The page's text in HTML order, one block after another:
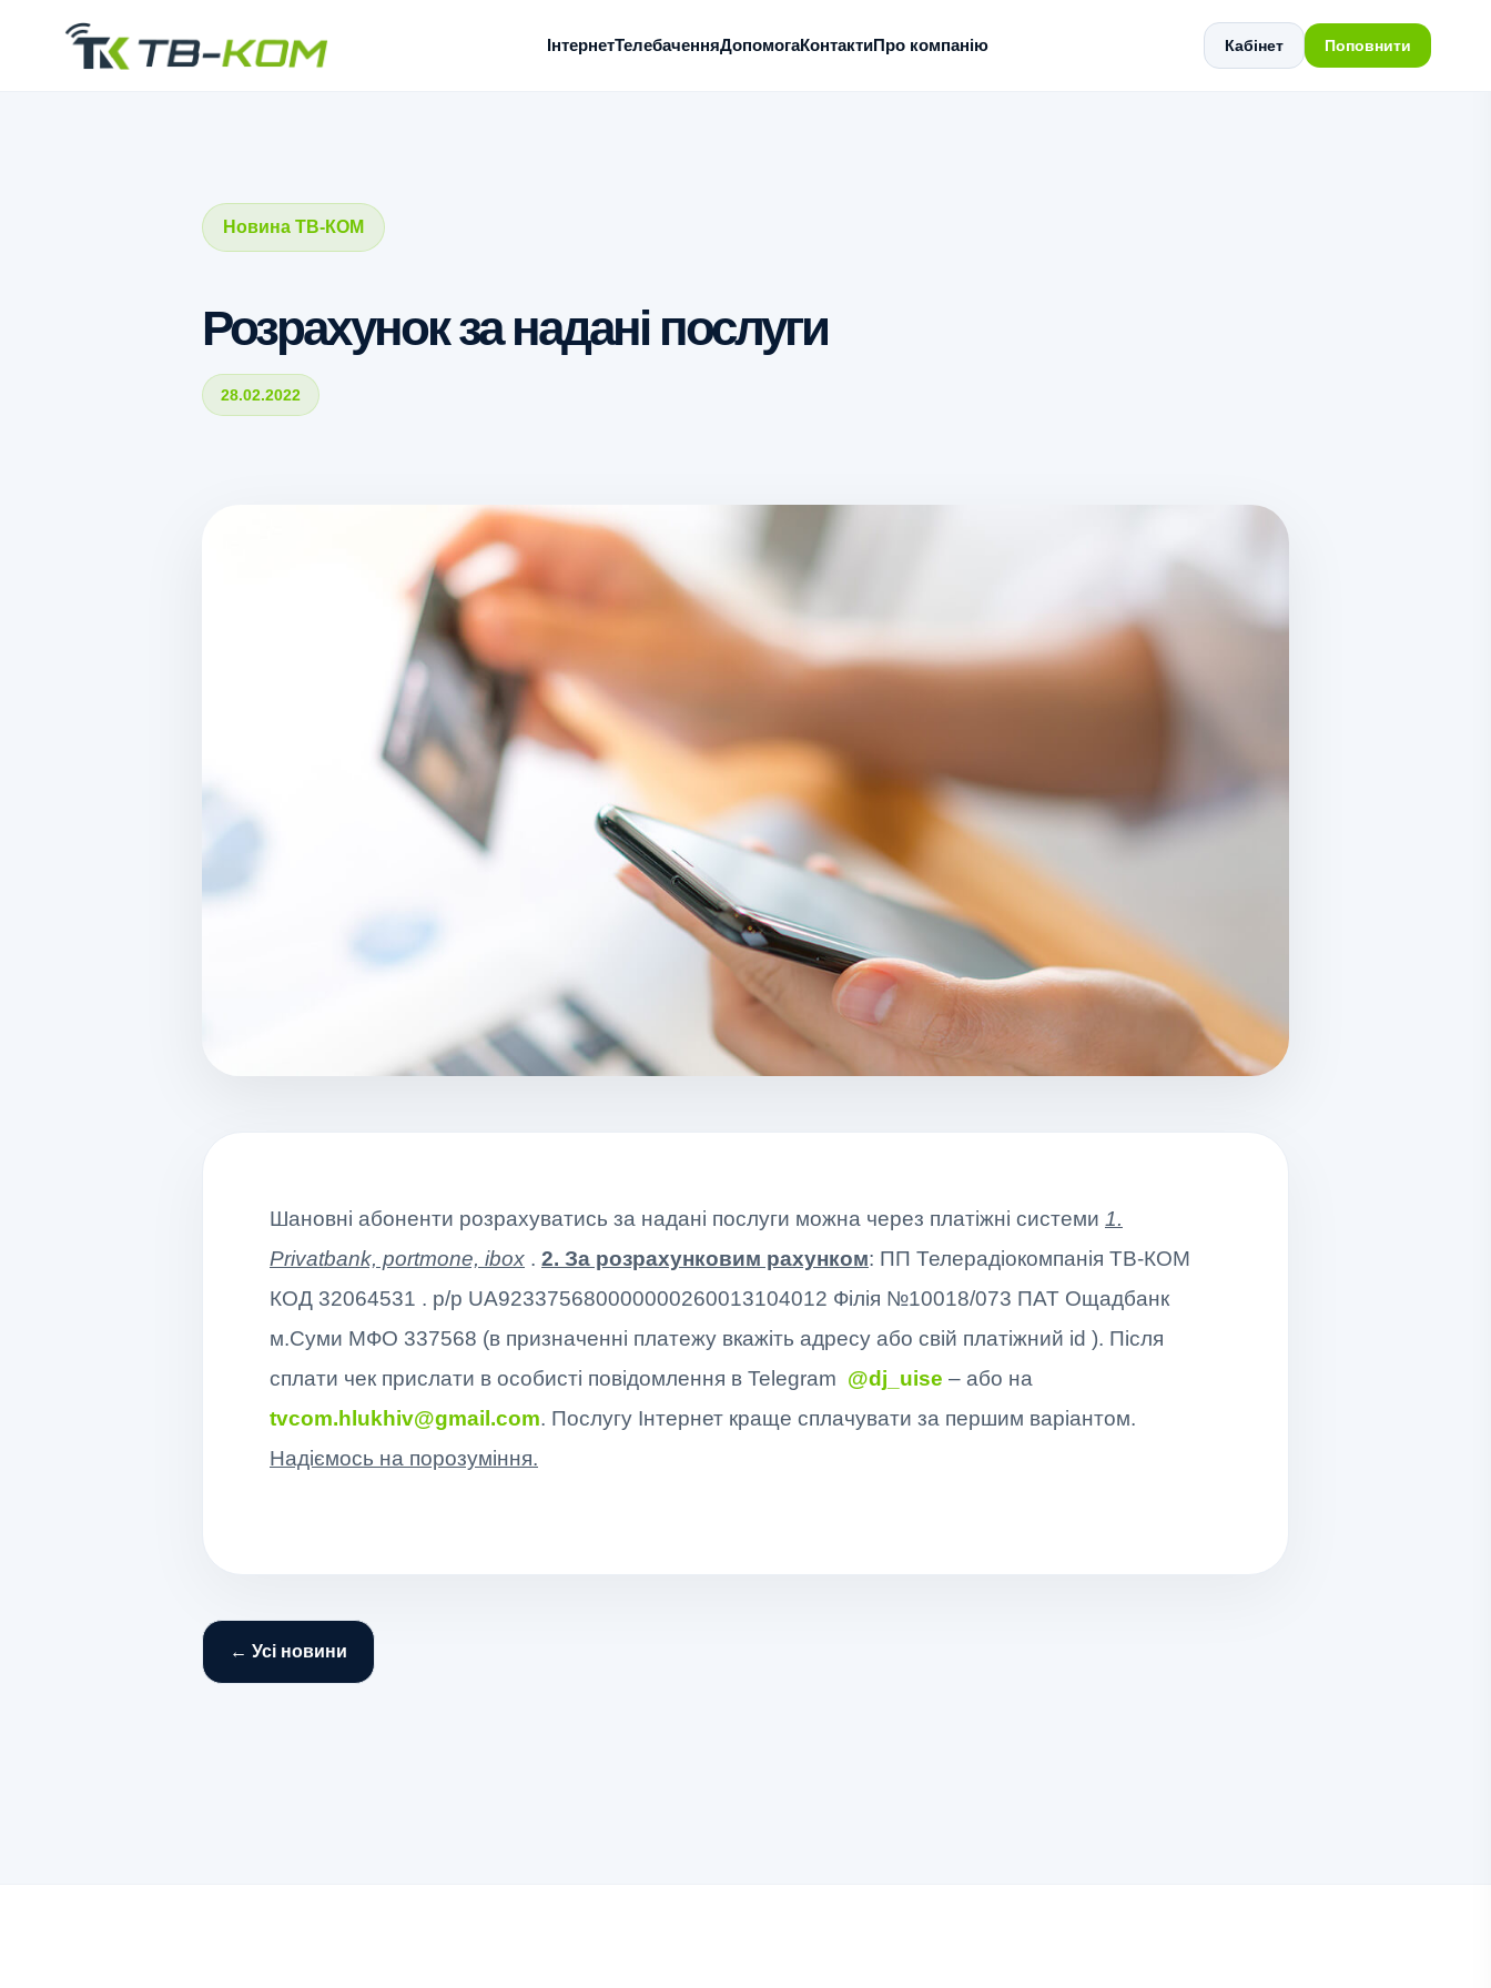
ІнтернетТелебаченняДопомогаКонтактиПро компанію Кабінет Поповнити
Новина ТВ-КОМ
Розрахунок за надані послуги
28.02.2022
Шановні абоненти розрахуватись за надані послуги можна через платіжні системи 1.
Privatbank, portmone, ibox . 2. За розрахунковим рахунком: ПП Телерадіокомпанія ТВ-КОМ
КОД 32064531 . р/р UA923375680000000260013104012 Філія №10018/073 ПАТ Ощадбанк
м.Суми МФО 337568 (в призначенні платежу вкажіть адресу або свій платіжний id ). Після
сплати чек прислати в особисті повідомлення в Telegram @dj_uise – або на
tvcom.hlukhiv@gmail.com. Послугу Інтернет краще сплачувати за першим варіантом.
Надіємось на порозуміння.
← Усі новини